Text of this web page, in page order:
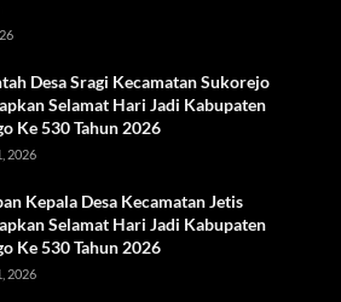
Desa Sragi Kecamatan Sukorejo
Selamat Hari Jadi Kabupaten
Ke 530 Tahun 2026
2026
Kepala Desa Kecamatan Jetis
Selamat Hari Jadi Kabupaten
Ke 530 Tahun 2026
2026